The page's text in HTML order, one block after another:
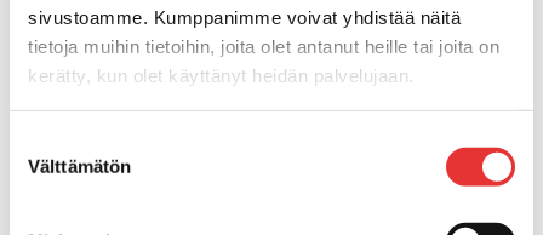
sivustoamme. Kumppanimme voivat yhdistää näitä
tietoja muihin tietoihin, joita olet antanut heille tai joita on
kerätty, kun olet käyttänyt heidän palvelujaan.
valinta
Välttämätön
Muut kiinnityshelat
Koukkupidike
Pidike "clips", muovia
Reuna-, köli-, törmäyslistat ja kansikate